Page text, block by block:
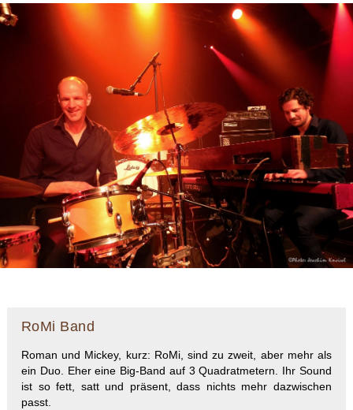
RoMi Band
Roman und Mickey, kurz: RoMi, sind zu zweit, aber mehr als
ein Duo. Eher eine Big-Band auf 3 Quadratmetern. Ihr Sound
ist so fett, satt und präsent, dass nichts mehr dazwischen
passt.